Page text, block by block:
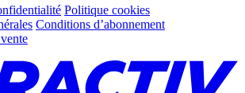
Politique cookies
Conditions d’abonnement